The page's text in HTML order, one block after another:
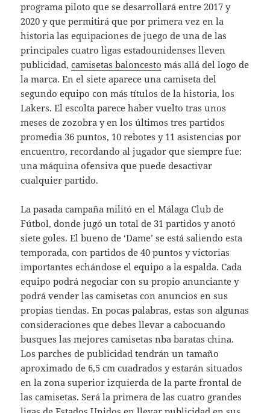
programa piloto que se desarrollará entre 2017 y
2020 y que permitirá que por primera vez en la
historia las equipaciones de juego de una de las
principales cuatro ligas estadounidenses lleven
publicidad,camisetas baloncesto más allá del logo de
la marca. En el siete aparece una camiseta del
segundo equipo con más títulos de la historia, los
Lakers. El escolta parece haber vuelto tras unos
meses de zozobra y en los últimos tres partidos
promedia 36 puntos, 10 rebotes y 11 asistencias por
encuentro, recordando al jugador que siempre fue:
una máquina ofensiva que puede desactivar
cualquier partido.
La pasada campaña militó en el Málaga Club de
Fútbol, donde jugó un total de 31 partidos y anotó
siete goles. El bueno de ‘Dame’ se está saliendo esta
temporada, con partidos de 40 puntos y victorias
importantes echándose el equipo a la espalda. Cada
equipo podrá negociar con su propio anunciante y
podrá vender las camisetas con anuncios en sus
propias tiendas. En pocas palabras, estas son algunas
consideraciones que debes llevar a cabocuando
busques las mejores camisetas nba baratas china.
Los parches de publicidad tendrán un tamaño
aproximado de 6,5 cm cuadrados y estarán situados
en la zona superior izquierda de la parte frontal de
las camisetas. Será la primera de las cuatro grandes